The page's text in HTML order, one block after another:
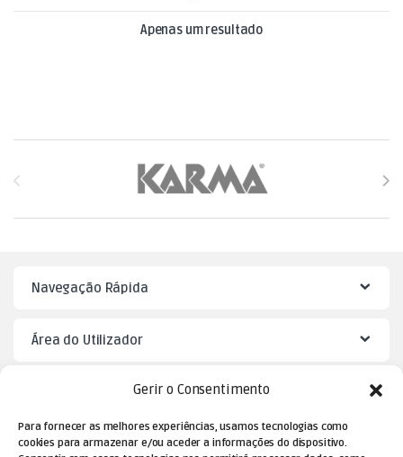
Gerir o Consentimento
Para fornecer as melhores experiências, usamos tecnologias como
cookies para armazenar e/ou aceder a informações do dispositivo.
Apenas um resultado
Navegação Rápida
Área do Utilizador